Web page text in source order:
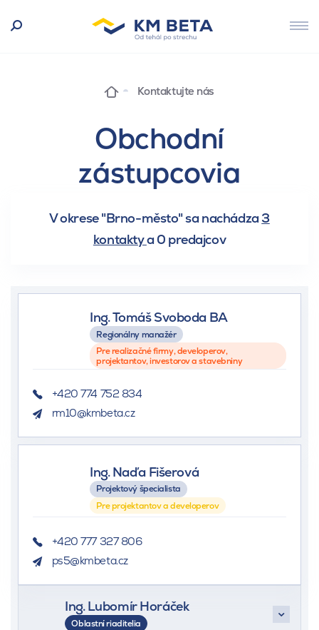
Kontaktujte nás
Obchodní
zástupcovia
V okrese "Brno-město" sa nachádza3
kontaktya0 predajcov
Ing. Tomáš Svoboda BA
Regionálny manažér
Pre realizačné firmy, developerov,
projektantov, investorov a stavebniny
+420 774 752 834
rm10@kmbeta.cz
Ing. Naďa Fišerová
Projektový špecialista
Pre projektantov a developerov
+420 777 327 806
ps5@kmbeta.cz
Ing. Lubomír Horáček
Oblastní riaditelia